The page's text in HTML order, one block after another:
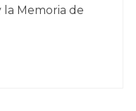
la Memoria de